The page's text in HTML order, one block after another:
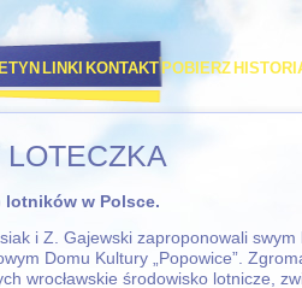
LINKI KONTAKT POBIERZ
lotników w Polsce.
i Z. Gajewski zaproponowali swym
Domu Kultury „Popowice”.
wrocławskie środowisko lotnicze,